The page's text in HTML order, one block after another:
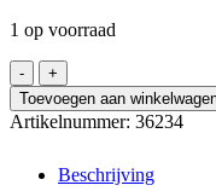
1 op voorraad
BETA
910/55
3/8
INCH
RATEL
Toevoegen aan
Artikelnummer: 36234
Beschrijving